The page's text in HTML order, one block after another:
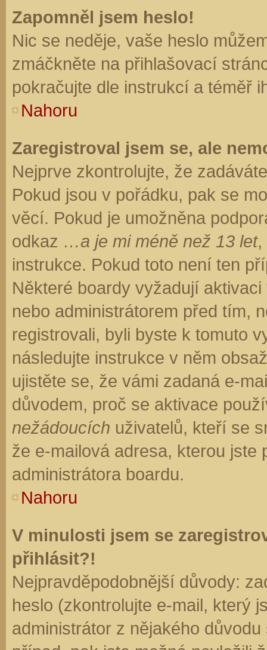
Zapomněl jsem heslo!
Nic se neděje, vaše heslo
zmáčkněte na přihlašovací
pokračujte dle instrukcí a téměř
Nahoru
Zaregistroval jsem se, ale
Nejprve zkontrolujte, že
Pokud jsou v pořádku, pak se
věcí. Pokud je umožněna
odkaz …a je mi méně než 13 let,
instrukce. Pokud toto není ten
Některé boardy vyžadují
nebo administrátorem před tím,
registrovali, byli byste k tomuto
následujte instrukce v něm
ujistěte se, že vámi zadaná e-
důvodem, proč se aktivace
nežádoucích uživatelů, kteří se
že e-mailová adresa, kterou jste
administrátora boardu.
Nahoru
V minulosti jsem se
přihlásit?!
Nejpravděpodobnější důvody:
heslo (zkontrolujte e-mail, který
administrátor z nějakého